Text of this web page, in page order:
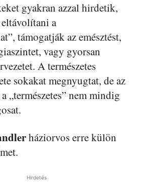
gyakran azzal hirdetik,
a
támogatják az emésztést,
vagy gyorsan
A természetes
sokakat megnyugtat, de az
„természetes” nem mindig
háziorvos erre külön
Hirdetés